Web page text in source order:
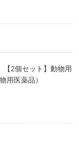
【2個セット】動物用
用医薬品）